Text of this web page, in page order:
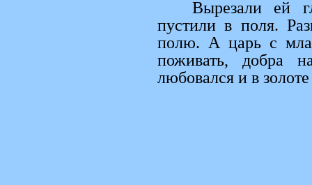
Вырезали ей
пустили в поля.
полю. А царь с
поживать, добра
любовался и в